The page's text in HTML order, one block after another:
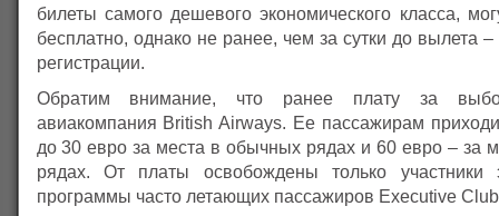
билеты самого дешевого экономического класса,
бесплатно, однако не ранее, чем за сутки до вылета
регистрации.
Обратим внимание, что ранее плату за
авиакомпания British Airways. Ее пассажирам
до 30 евро за места в обычных рядах и 60 евро – за
рядах. От платы освобождены только участники
программы часто летающих пассажиров Executive